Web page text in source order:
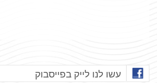
עשו לנו לייק בפייסבוק